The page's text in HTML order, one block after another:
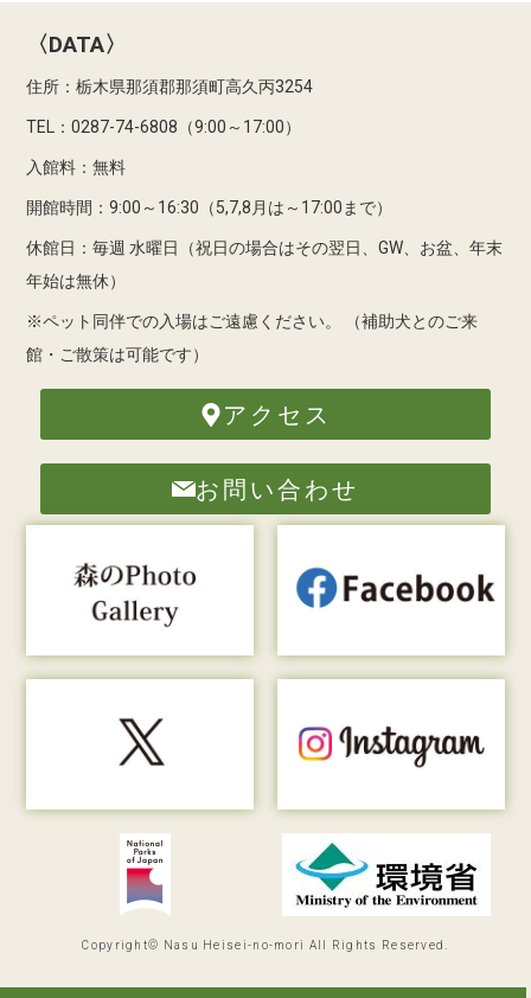
〈DATA〉
住所：栃木県那須郡那須町高久丙3254
TEL：0287-74-6808（9:00～17:00）
入館料：無料
開館時間：9:00～16:30（5,7,8月は～17:00まで）
休館日：毎週 水曜日（祝日の場合はその翌日、GW、お盆、年末
年始は無休）
※ペット同伴での入場はご遠慮ください。
（補助犬とのご来
館・ご散策は可能です）
アクセス
お問い合わせ
Copyright© Nasu Heisei-no-mori All Rights Reserved.